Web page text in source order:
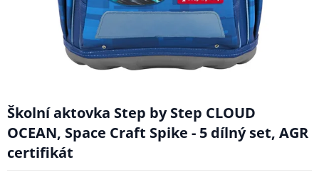
Školní aktovka Step by Step CLOUD
OCEAN, Space Craft Spike - 5 dílný set, AGR
certifikát